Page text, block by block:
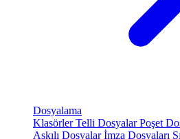
Dosyalama
KlasörlerTelli DosyalarPoşet
Askılı Dosyalarİmza Dosyaları